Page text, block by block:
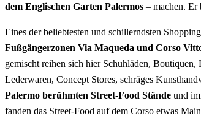
dem Englischen Garten Palermos – machen. Er
Eines der beliebtesten und schillerndsten
Fußgängerzonen Via Maqueda und Corso
gemischt reihen sich hier Schuhläden,
Lederwaren, Concept Stores, schräges
Palermo berühmten Street-Food Stände und
fanden das Street-Food auf dem Corso etwas